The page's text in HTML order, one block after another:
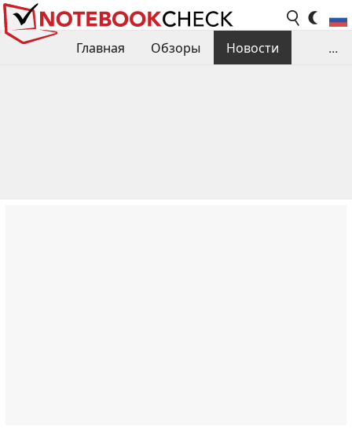
Главная Обзоры
Новости
...